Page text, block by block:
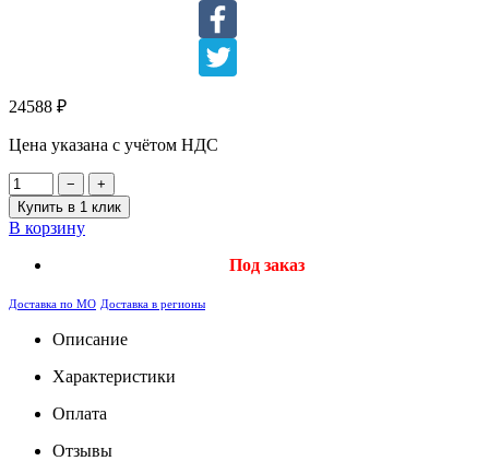
24588 ₽
Цена указана с учётом НДС
−
+
Купить в 1 клик
В корзину
Под заказ
Доставка по МО Доставка в регионы
Описание
Характеристики
Оплата
Отзывы